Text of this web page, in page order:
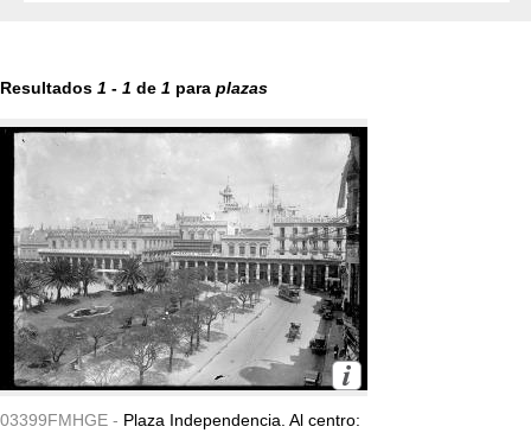
Resultados 1 - 1 de 1 para plazas
03399FMHGE - Plaza Independencia. Al centro: